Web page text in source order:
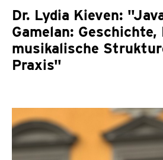
Dr. Lydia Kieven:
Gamelan: Geschichte,
musikalische
Praxis"